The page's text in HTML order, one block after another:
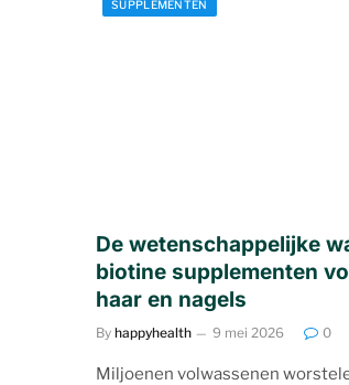
SUPPLEMENTEN
De wetenschappelijke
biotine supplementen
haar en nagels
By happyhealth 9 mei 2026 0
Miljoenen volwassenen